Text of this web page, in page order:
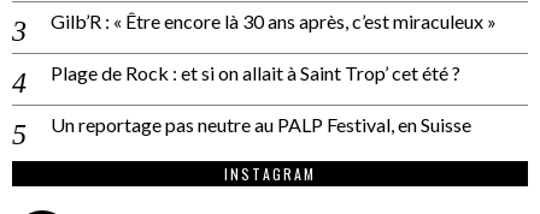
Gilb’R : « Être encore là 30 ans après, c’est miraculeux »
Plage de Rock : et si on allait à Saint Trop’ cet été ?
Un reportage pas neutre au PALP Festival, en Suisse
INSTAGRAM